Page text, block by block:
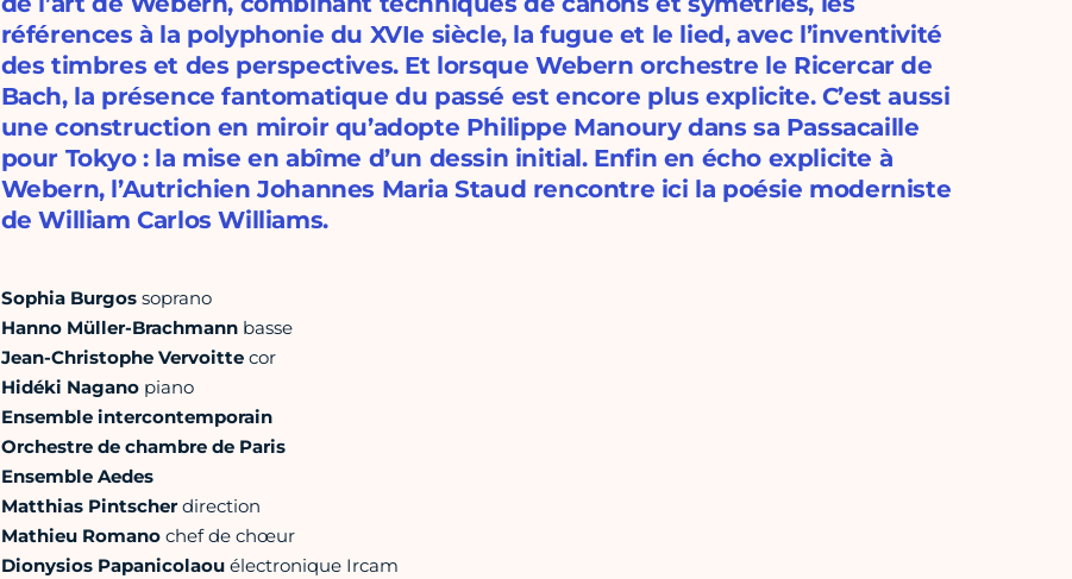
références à la polyphonie du XVIe siècle, la fugue et le lied, avec l’inventivité
des timbres et des perspectives. Et lorsque Webern orchestre le Ricercar de
Bach, la présence fantomatique du passé est encore plus explicite. C’est aussi
une construction en miroir qu’adopte Philippe Manoury dans sa Passacaille
pour Tokyo : la mise en abîme d’un dessin initial. Enfin en écho explicite à
Webern, l’Autrichien Johannes Maria Staud rencontre ici la poésie moderniste
de William Carlos Williams.
Sophia Burgossoprano
Hanno Müller-Brachmannbasse
Jean-Christophe Vervoittecor
Hidéki Naganopiano
Ensemble intercontemporain
Orchestre de chambre de Paris
Ensemble Aedes
Matthias Pintscherdirection
Mathieu Romanochef de chœur
Dionysios Papanicolaouélectronique Ircam